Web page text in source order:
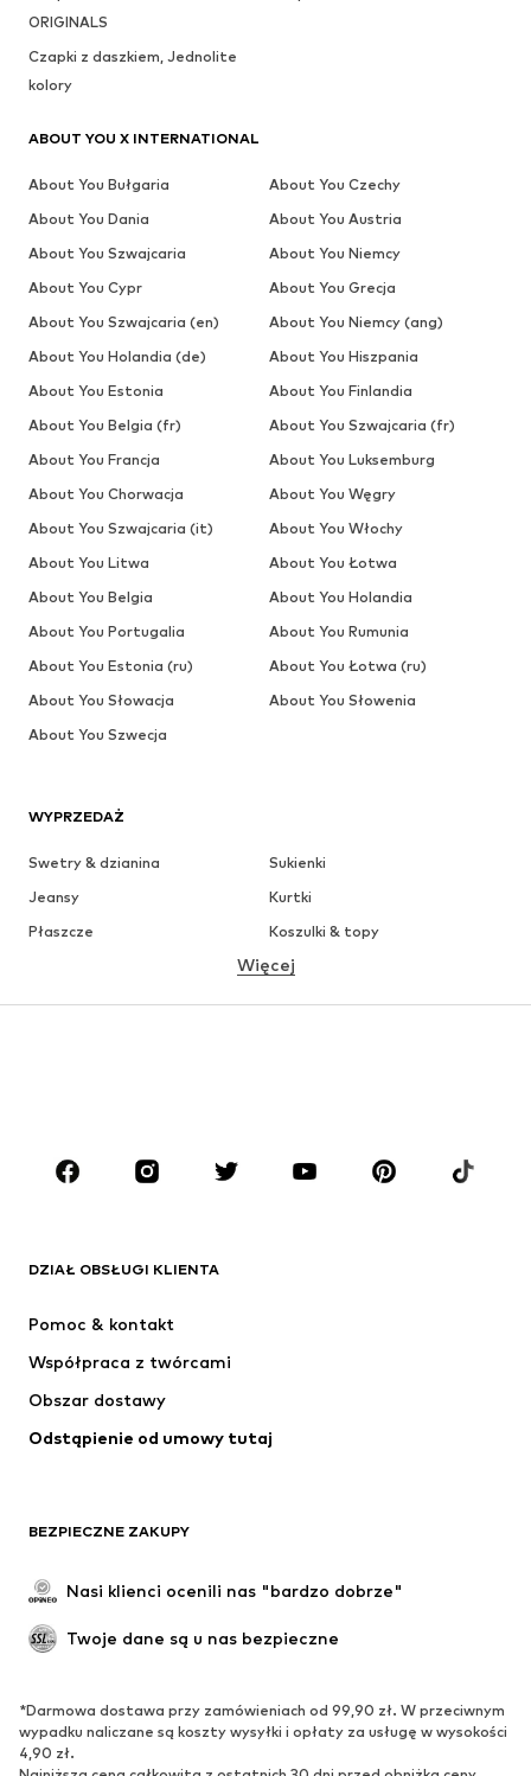
WYPRZEDAŻ
Swetry & dzianina
Sukienki
Jeansy
Kurtki
Płaszcze
Koszulki & topy
Bielizna
Akcesoria
Premium
Nowości
Kurtki
Bielizna
Płaszcze
Spódnice
Specjalne okazje
Nowości
Na czasie
Trampki & sneakersy
Więcej
DZIAŁ OBSŁUGI KLIENTA
Pomoc & kontakt
Współpraca z twórcami
Obszar dostawy
Odstąpienie od umowy tutaj
BEZPIECZNE ZAKUPY
Nasi klienci ocenili nas "bardzo dobrze"
Twoje dane są u nas bezpieczne
*Darmowa dostawa przy zamówieniach od 99,90 zł. W przeciwnym
wypadku naliczane są koszty wysyłki i opłaty za usługę w wysokości
4,90 zł.
ORIGINALS
Czapki z daszkiem, Jednolite
kolory
ABOUT YOU X INTERNATIONAL
About You Bułgaria
About You Czechy
About You Dania
About You Austria
About You Szwajcaria
About You Niemcy
About You Cypr
About You Grecja
About You Szwajcaria (en)
About You Niemcy (ang)
About You Holandia (de)
About You Hiszpania
About You Estonia
About You Finlandia
About You Belgia (fr)
About You Szwajcaria (fr)
About You Francja
About You Luksemburg
About You Chorwacja
About You Węgry
About You Szwajcaria (it)
About You Włochy
About You Litwa
About You Łotwa
About You Belgia
About You Holandia
About You Portugalia
About You Rumunia
About You Estonia (ru)
About You Łotwa (ru)
About You Słowacja
About You Słowenia
About You Szwecja